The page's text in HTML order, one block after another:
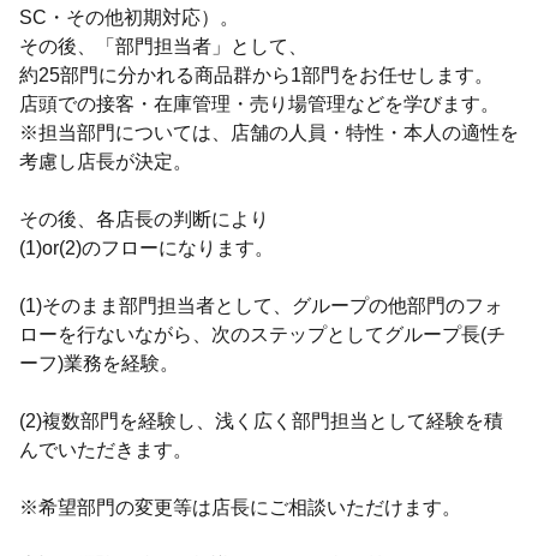
SC・その他初期対応）。
その後、「部門担当者」として、
約25部門に分かれる商品群から1部門をお任せします。
店頭での接客・在庫管理・売り場管理などを学びます。
※担当部門については、店舗の人員・特性・本人の適性を
考慮し店長が決定。
その後、各店長の判断により
(1)or(2)のフローになります。
(1)そのまま部門担当者として、グループの他部門のフォ
ローを行ないながら、次のステップとしてグループ長(チ
ーフ)業務を経験。
(2)複数部門を経験し、浅く広く部門担当として経験を積
んでいただきます。
※希望部門の変更等は店長にご相談いただけます。